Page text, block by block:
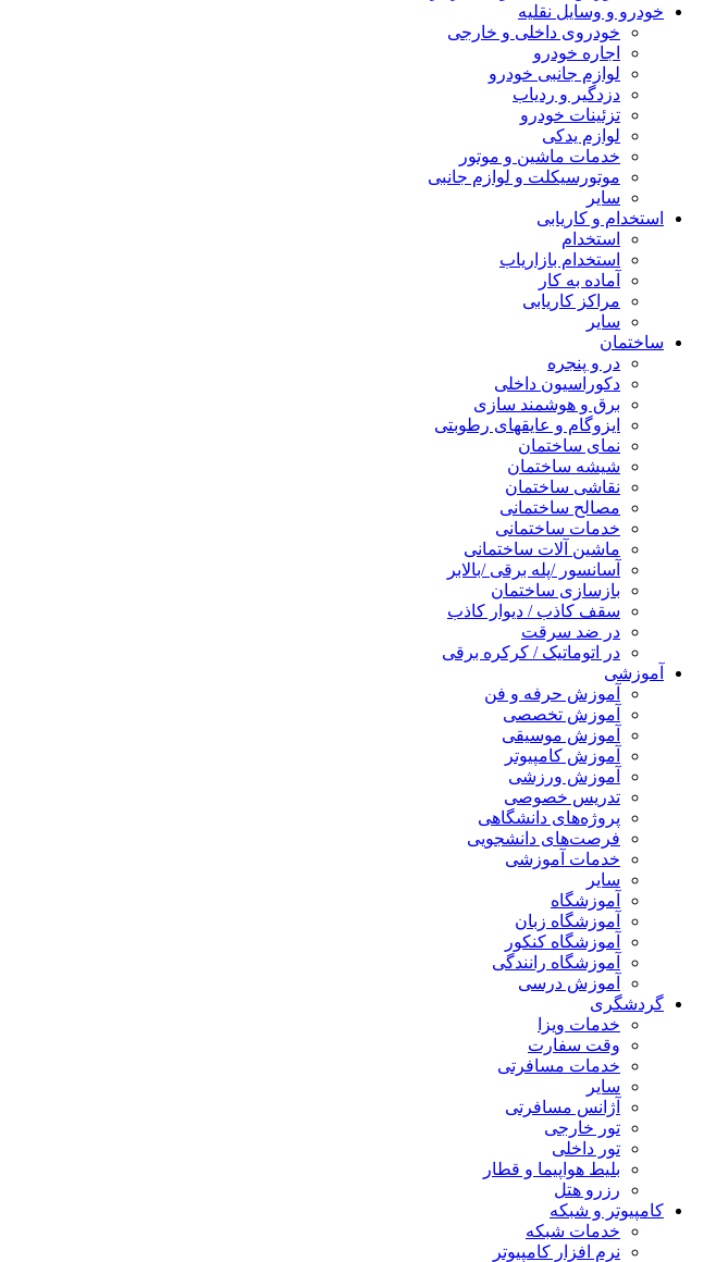
خودرو و وسایل نقلیه
خودروی داخلی و خارجی
اجاره خودرو
لوازم جانبی خودرو
دزدگیر و ردیاب
تزئینات خودرو
لوازم یدکی
خدمات ماشین و موتور
موتورسیکلت و لوازم جانبی
سایر
استخدام و کاریابی
استخدام
استخدام بازاریاب
آماده به کار
مراکز کاریابی
سایر
ساختمان
در و پنجره
دکوراسیون داخلی
برق و هوشمند سازی
ایزوگام و عایقهای رطوبتی
نمای ساختمان
شیشه ساختمان
نقاشی ساختمان
مصالح ساختمانی
خدمات ساختمانی
ماشین آلات ساختمانی
آسانسور /پله برقی /بالابر
بازسازی ساختمان
سقف کاذب / دیوار کاذب
در ضد سرقت
در اتوماتیک / کرکره برقی
آموزشی
آموزش حرفه و فن
آموزش تخصصی
آموزش موسیقی
آموزش کامپیوتر
آموزش ورزشی
تدریس خصوصی
پروژه‌های دانشگاهی
فرصت‌های دانشجویی
خدمات آموزشی
سایر
آموزشگاه
آموزشگاه زبان
آموزشگاه کنکور
آموزشگاه رانندگی
آموزش درسی
گردشگری
خدمات ویزا
وقت سفارت
خدمات مسافرتی
سایر
آژانس مسافرتی
تور خارجی
تور داخلی
بلیط هواپیما و قطار
رزرو هتل
کامپیوتر و شبکه
خدمات شبکه
نرم افزار کامپیوتر